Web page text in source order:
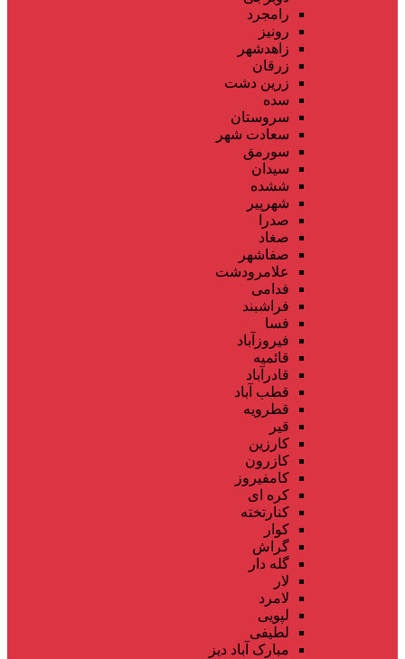
رامجرد
رونیز
زاهدشهر
زرقان
زرین دشت
سده
سروستان
سعادت شهر
سورمق
سیدان
ششده
شهرپیر
صدرا
صغاد
صفاشهر
علامرودشت
فدامی
فراشبند
فسا
فیروزآباد
قائمیه
قادرآباد
قطب آباد
قطرویه
قیر
کارزین
کازرون
کامفیروز
کره ای
کنارتخته
کوار
گراش
گله دار
لار
لامرد
لپویی
لطیفی
مبارک آباد دیز